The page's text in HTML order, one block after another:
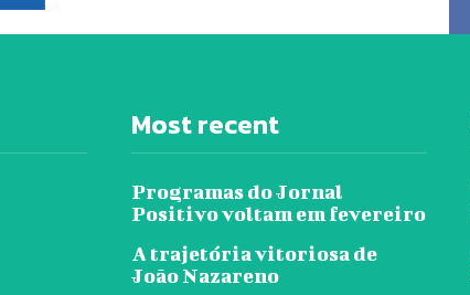
Most recent
Programas do Jornal
Positivo voltam em fevereiro
A trajetória vitoriosa de
João Nazareno